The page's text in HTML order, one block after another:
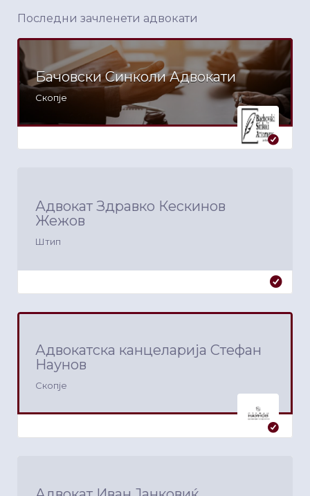
Последни зачленети адвокати
Бачовски Синколи Адвокати
Скопје
Адвокат Здравко Кескинов
Жежов
Штип
Адвокатска канцеларија Стефан
Наунов
Скопје